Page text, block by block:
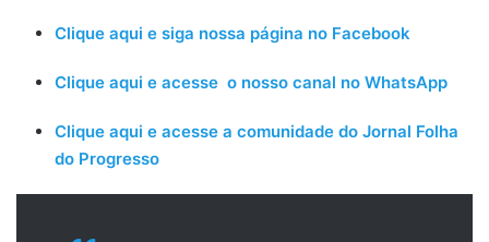
Clique aqui e siga nossa página no Facebook
Clique aqui e acesse o nosso canal no WhatsApp
Clique aqui e acesse a comunidade do Jornal Folha
do Progresso